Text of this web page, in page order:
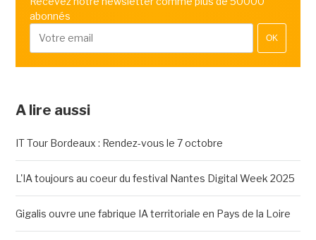
abonnés
OK
A lire aussi
IT Tour Bordeaux : Rendez-vous le 7 octobre
L'IA toujours au coeur du festival Nantes Digital Week 2025
Gigalis ouvre une fabrique IA territoriale en Pays de la Loire